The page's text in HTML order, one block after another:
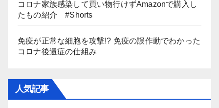
コロナ家族感染して買い物行けずAmazonで購入し
たもの紹介 #Shorts
免疫が正常な細胞を攻撃!? 免疫の誤作動でわかった
コロナ後遺症の仕組み
人気記事